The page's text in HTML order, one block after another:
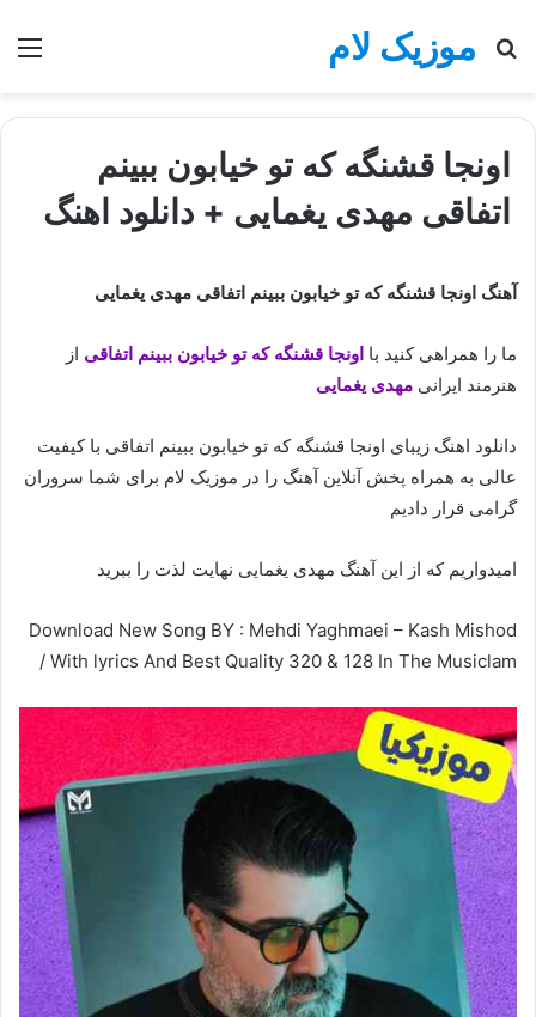
موزیک لام
جستجو
اونجا قشنگه که تو خیابون ببینم
اتفاقی مهدی یغمایی + دانلود اهنگ
آهنگ اونجا قشنگه که تو خیابون ببینم اتفاقی مهدی یغمایی
ما را همراهی کنید با اونجا قشنگه که تو خیابون ببینم اتفاقی از
هنرمند ایرانی مهدی یغمایی
دانلود اهنگ زیبای اونجا قشنگه که تو خیابون ببینم اتفاقی با کیفیت
عالی به همراه پخش آنلاین آهنگ را در موزیک لام برای شما سروران
گرامی قرار دادیم
امیدواریم که از این آهنگ مهدی یغمایی نهایت لذت را ببرید
Download New Song BY : Mehdi Yaghmaei – Kash Mishod
/ With lyrics And Best Quality 320 & 128 In The Musiclam